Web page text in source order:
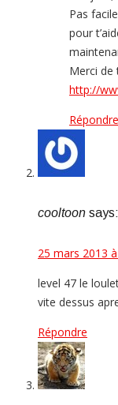
Pas
pour
Merci de
http://
Répondre
cooltoon says:
25 mars 2013
level 47 le
vite dessus
Répondre